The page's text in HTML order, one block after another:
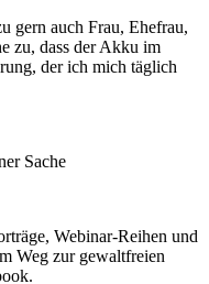
gern auch Frau, Ehefrau,
zu, dass der Akku im
der ich mich täglich
Sache
Webinar-Reihen und
Weg zur gewaltfreien